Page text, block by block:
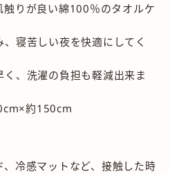
りが良い綿100％のタオルケ
寝苦しい夜を快適にしてく
、洗濯の負担も軽減出来ま
約150cm
冷感マットなど、接触した時